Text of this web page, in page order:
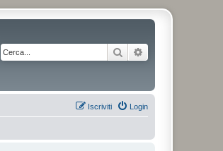
Cerca
Login
Iscriviti